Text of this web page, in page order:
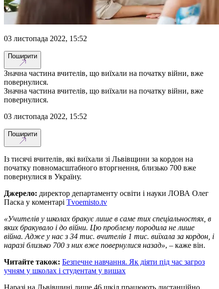
03 листопада 2022, 15:52
Поширити
Значна частина вчителів, що виїхали на початку війни, вже
повернулися.
Значна частина вчителів, що виїхали на початку війни, вже
повернулися.
03 листопада 2022, 15:52
Поширити
Із тисячі вчителів, які виїхали зі Львівщини за кордон на
початку повномасштабного вторгнення, близько 700 вже
повернулися в Україну.
Джерело: директор департаменту освіти і науки ЛОВА Олег
Паска у коментарі Tvoemisto.tv
«Учителів у школах бракує лише в саме тих спеціальностях, в
яких бракувало і до війни. Цю проблему породила не лише
війна. Адже у нас з 34 тис. вчителів 1 тис. виїхала за кордон, і
наразі близько 700 з них вже повернулися назад», – каже він.
Читайте також: Безпечне навчання. Як діяти під час загроз
учням у школах і студентам у вишах
Наразі на Львівщині лише 46 шкіл працюють дистанційно,